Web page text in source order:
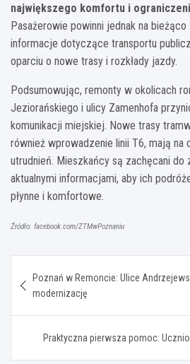
największego komfortu i
Pasażerowie powinni jednak na bieżąco
informacje dotyczące transportu
oparciu o nowe trasy i rozkłady jazdy.
Podsumowując, remonty w okolicach
Jeziorańskiego i ulicy Zamenhofa
komunikacji miejskiej. Nowe trasy
również wprowadzenie linii T6, mają na
utrudnień. Mieszkańcy są zachęcani do
aktualnymi informacjami, aby ich
płynne i komfortowe.
Źródło: facebook.com/ZTMwPoznaniu
wpisu
Poznań w Remoncie: Ulice
modernizację
Praktyczna pierwsza pomoc: